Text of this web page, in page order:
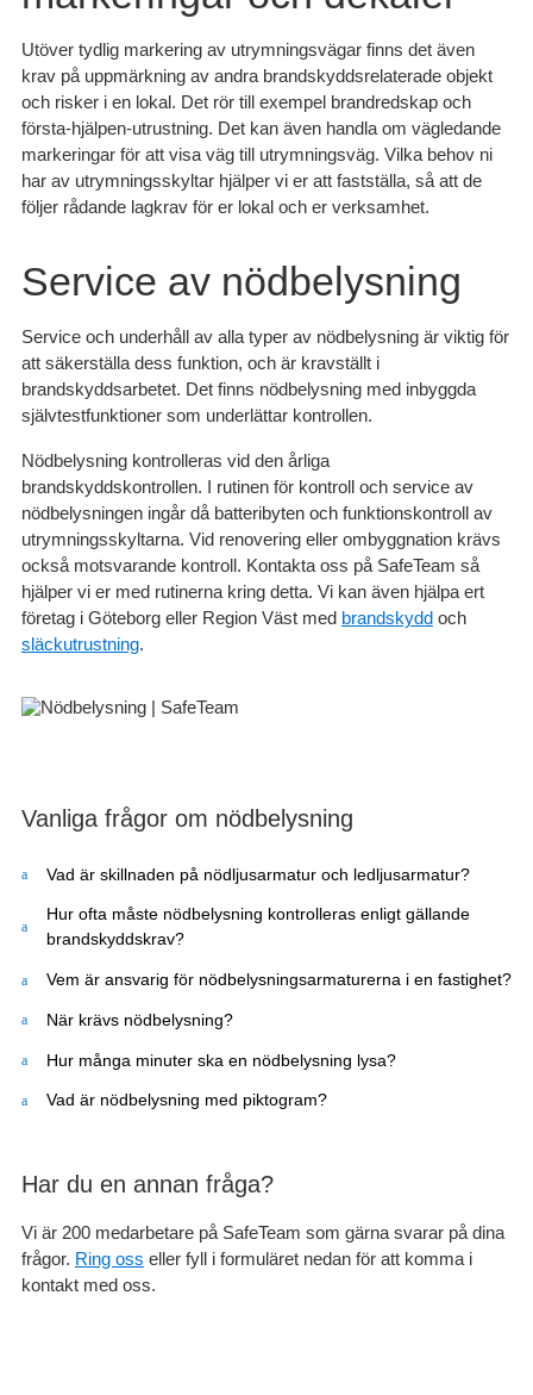
Utöver tydlig markering av utrymningsvägar finns det även
krav på uppmärkning av andra brandskyddsrelaterade objekt
och risker i en lokal. Det rör till exempel brandredskap och
första-hjälpen-utrustning. Det kan även handla om vägledande
markeringar för att visa väg till utrymningsväg. Vilka behov ni
har av utrymningsskyltar hjälper vi er att fastställa, så att de
följer rådande lagkrav för er lokal och er verksamhet.
Service av nödbelysning
Service och underhåll av alla typer av nödbelysning är viktig för
att säkerställa dess funktion, och är kravställt i
brandskyddsarbetet. Det finns nödbelysning med inbyggda
självtestfunktioner som underlättar kontrollen.
Nödbelysning kontrolleras vid den årliga
brandskyddskontrollen. I rutinen för kontroll och service av
nödbelysningen ingår då batteribyten och funktionskontroll av
utrymningsskyltarna. Vid renovering eller ombyggnation krävs
också motsvarande kontroll. Kontakta oss på SafeTeam så
hjälper vi er med rutinerna kring detta. Vi kan även hjälpa ert
företag i Göteborg eller Region Väst med brandskyddoch
släckutrustning.
Vanliga frågor om nödbelysning
Vad är skillnaden på nödljusarmatur och ledljusarmatur?
Hur ofta måste nödbelysning kontrolleras enligt gällande
brandskyddskrav?
Vem är ansvarig för nödbelysningsarmaturerna i en fastighet?
När krävs nödbelysning?
Hur många minuter ska en nödbelysning lysa?
Vad är nödbelysning med piktogram?
Har du en annan fråga?
Vi är 200 medarbetare på SafeTeam som gärna svarar på dina
frågor. Ring oss eller fyll i formuläret nedan för att komma i
kontakt med oss.